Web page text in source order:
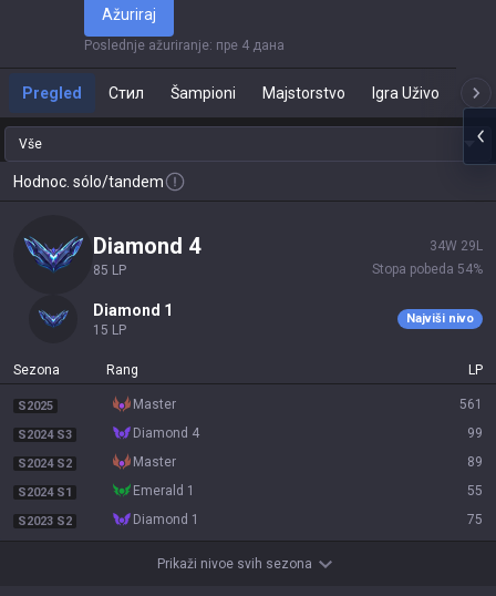
Ažuriraj
Poslednje ažuriranje: пре 4 дана
Pregled Стил Šampioni Majstorstvo Igra Uživo
Vše
Hodnoc. sólo/tandem
diamond 4
85 LP
34W 29 L
Stopa pobeda 54%
diamond 1
15 LP
Najviši nivo
Sezona Rang LP
S2025 master 561
S2024 S3 diamond 4 99
S2024 S2 master 89
S2024 S1 emerald 1 55
S2023 S2 diamond 1 75
Prikaži nivoe svih sezona